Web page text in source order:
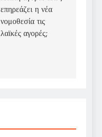
επηρεάζει η νέα
νομοθεσία τις
λαϊκές αγορές;